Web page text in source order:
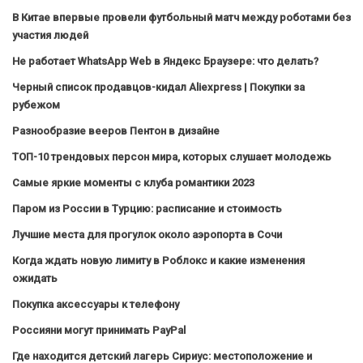
В Китае впервые провели футбольный матч между роботами без
участия людей
Не работает WhatsApp Web в Яндекс Браузере: что делать?
Черный список продавцов-кидал Aliexpress | Покупки за
рубежом
Разнообразие вееров Пентон в дизайне
ТОП-10 трендовых персон мира, которых слушает молодежь
Самые яркие моменты с клуба романтики 2023
Паром из России в Турцию: расписание и стоимость
Лучшие места для прогулок около аэропорта в Сочи
Когда ждать новую лимиту в Роблокс и какие изменения
ожидать
Покупка аксессуары к телефону
Россияни могут принимать PayPal
Где находится детский лагерь Сириус: местоположение и